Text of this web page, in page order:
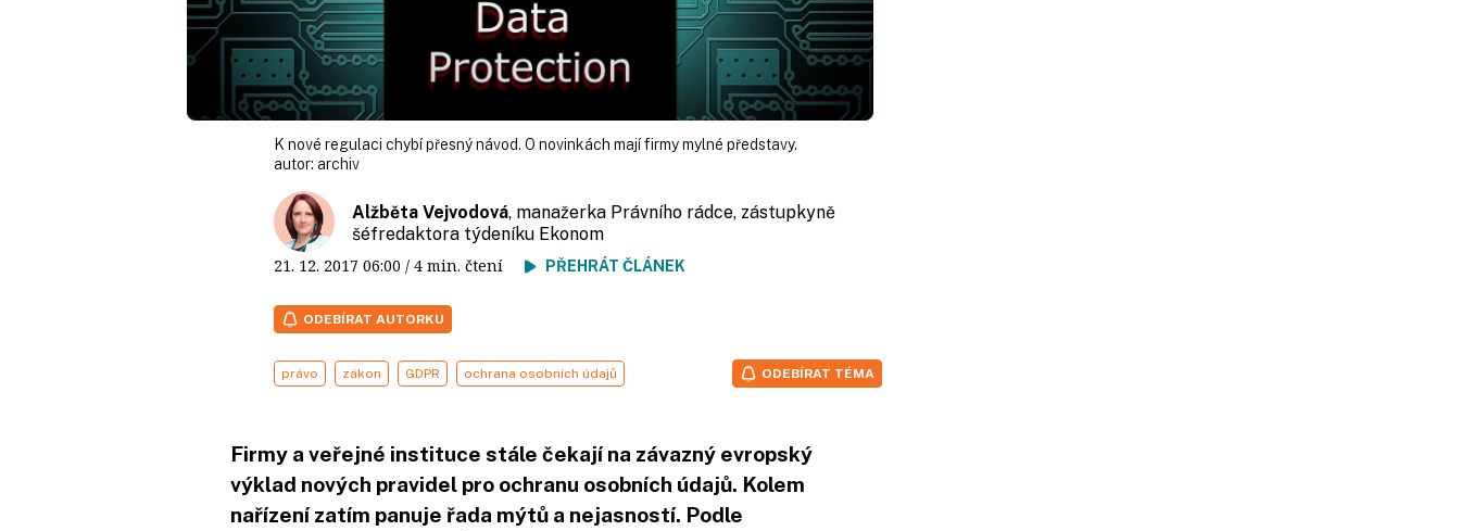
K nové regulaci chybí přesný návod. O novinkách mají firmy mylné představy.
autor: archiv
Alžběta Vejvodová, manažerka Právního rádce, zástupkyně
šéfredaktora týdeníku Ekonom
21. 12. 2017 06:00 / 4 min. čtení PŘEHRÁT ČLÁNEK
ODEBÍRAT AUTORKU
právo zákon GDPR ochrana osobních údajů ODEBÍRAT TÉMA
Firmy a veřejné instituce stále čekají na závazný evropský
výklad nových pravidel pro ochranu osobních údajů. Kolem
nařízení zatím panuje řada mýtů a nejasností. Podle